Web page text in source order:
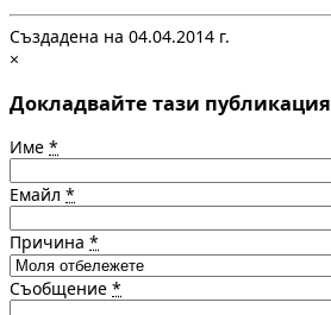
Създадена на 04.04.2014 г.
×
Докладвайте тази публикация
Име *
Емайл *
Причина *
Съобщение *